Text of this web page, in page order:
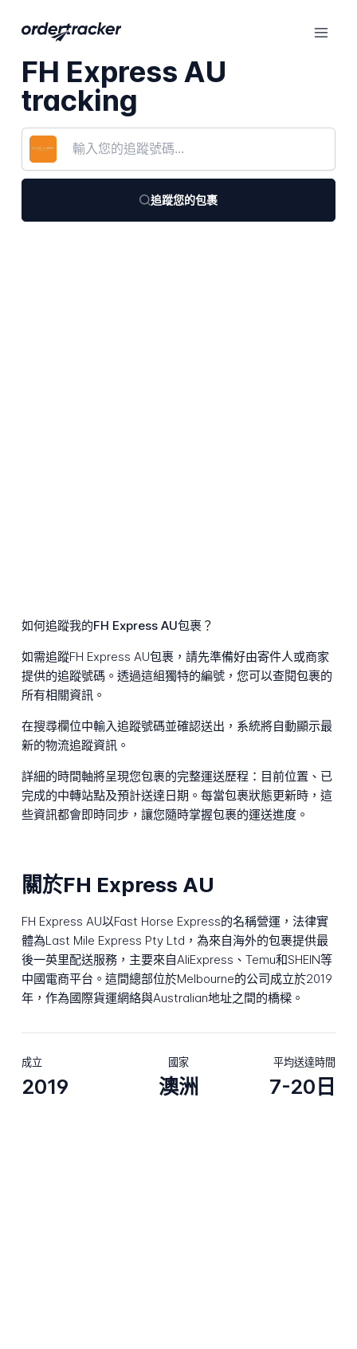
FH Express AU
tracking
追蹤您的包裹
如何追蹤我的FH Express AU包裹？
如需追蹤FH Express AU包裹，請先準備好由寄件人或商家
提供的追蹤號碼。透過這組獨特的編號，您可以查閱包裹的
所有相關資訊。
在搜尋欄位中輸入追蹤號碼並確認送出，系統將自動顯示最
新的物流追蹤資訊。
詳細的時間軸將呈現您包裹的完整運送歷程：目前位置、已
完成的中轉站點及預計送達日期。每當包裹狀態更新時，這
些資訊都會即時同步，讓您隨時掌握包裹的運送進度。
關於FH Express AU
FH Express AU以Fast Horse Express的名稱營運，法律實
體為Last Mile Express Pty Ltd，為來自海外的包裹提供最
後一英里配送服務，主要來自AliExpress、Temu和SHEIN等
中國電商平台。這間總部位於Melbourne的公司成立於2019
年，作為國際貨運網絡與Australian地址之間的橋樑。
成立
2019
國家
澳洲
平均送達時間
7-20日